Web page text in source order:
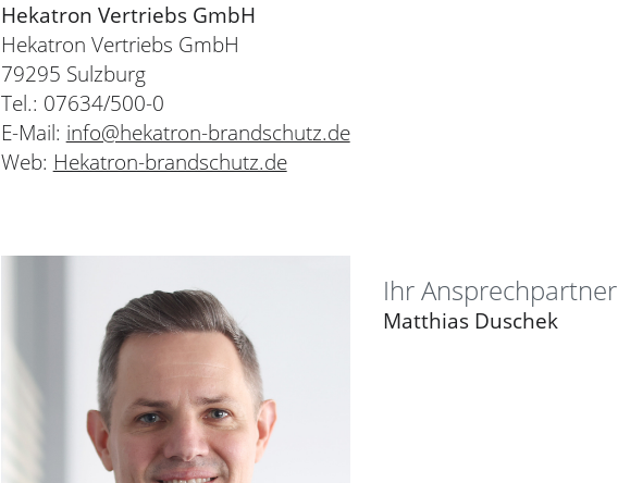
Hekatron Vertriebs GmbH
Hekatron Vertriebs GmbH
79295 Sulzburg
Tel.: 07634/500-0
E-Mail: info@hekatron-brandschutz.de
Web: Hekatron-brandschutz.de
Ihr Ansprechpartner
Matthias Duschek